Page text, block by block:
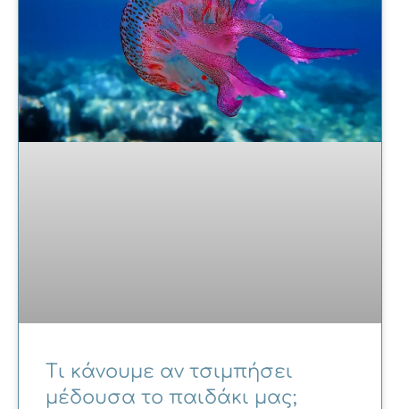
Τι κάνουμε αν τσιμπήσει
μέδουσα το παιδάκι μας;